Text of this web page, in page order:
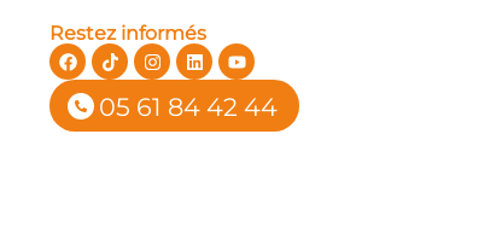
Restez informés
05 61 84 42 44